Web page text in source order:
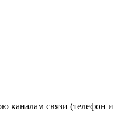
каналам связи (телефон и